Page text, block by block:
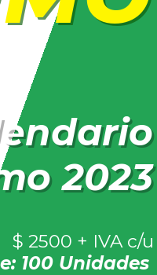
2023
$ 2500 + IVA c/u
100 Unidades